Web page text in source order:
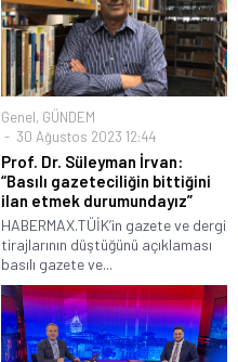
Genel, GÜNDEM
30 Ağustos 2023 12:44
Prof. Dr. Süleyman İrvan:
“Basılı gazeteciliğin bittiğini
ilan etmek durumundayız”
HABERMAX.TÜİK’in gazete ve dergi
tirajlarının düştüğünü açıklaması
basılı gazete ve...